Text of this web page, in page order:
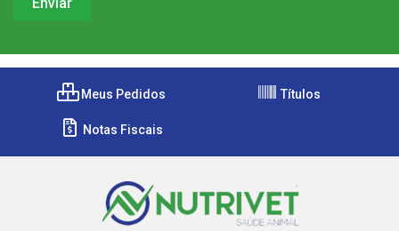
Meus Pedidos Títulos
Notas Fiscais